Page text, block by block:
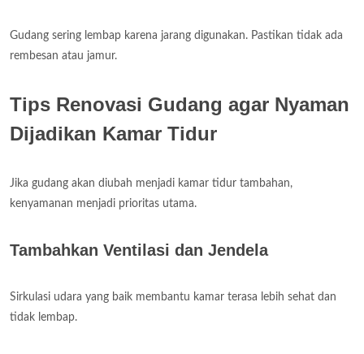
Gudang sering lembap karena jarang digunakan. Pastikan tidak ada
rembesan atau jamur.
Tips Renovasi Gudang agar Nyaman
Dijadikan Kamar Tidur
Jika gudang akan diubah menjadi kamar tidur tambahan,
kenyamanan menjadi prioritas utama.
Tambahkan Ventilasi dan Jendela
Sirkulasi udara yang baik membantu kamar terasa lebih sehat dan
tidak lembap.